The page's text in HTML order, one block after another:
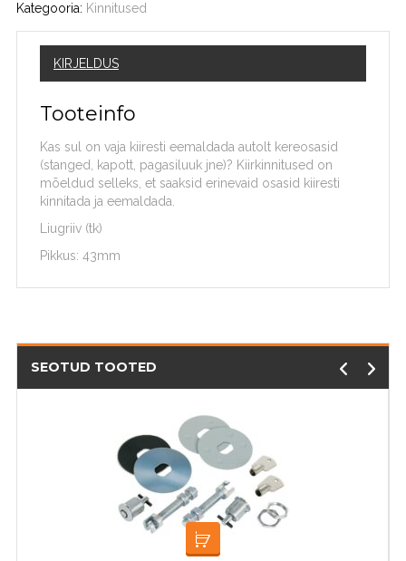
Kategooria: Kinnitused
KIRJELDUS
Tooteinfo
Kas sul on vaja kiiresti eemaldada autolt kereosasid
(stanged, kapott, pagasiluuk jne)? Kiirkinnitused on
mõeldud selleks, et saaksid erinevaid osasid kiiresti
kinnitada ja eemaldada.
Liugriiv (tk)
Pikkus: 43mm
SEOTUD TOOTED
LISA KORVI